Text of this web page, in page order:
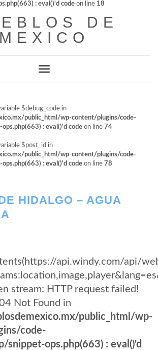
: eval()'d code on line 18
DE
MEXICO
Cambiar modo de navegación
$debug_code in
public_html/wp-content/plugins/code-
: eval()'d code on line 74
$post_id in
public_html/wp-content/plugins/code-
: eval()'d code on line 78
HIDALGO – AGUA
api.windy.com/api/
stream: HTTP request failed!
Not Found in
public_html/wp-
code-
snippet-ops.php(663) : eval()'d